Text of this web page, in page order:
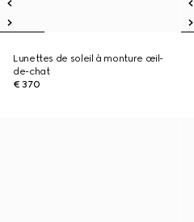
Lunettes de soleil à monture œil-
de-chat
€ 370